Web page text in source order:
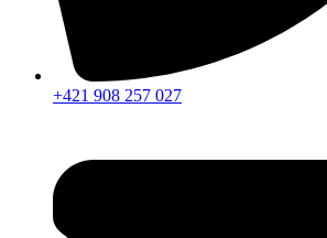
+421 908 257 027